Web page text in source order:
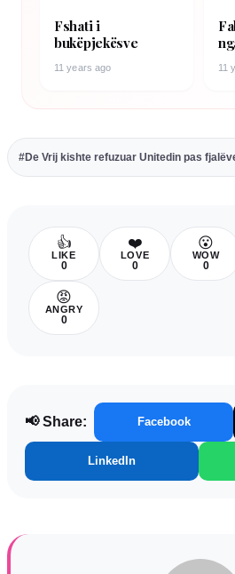
Fshati i
bukëpjekësve
11 years ago 11
#De Vrij kishte refuzuar Unitedin pas
👍
LIKE
0
❤️
LOVE
0
😮
WOW
0
😡
ANGRY
0
📢 Share: Facebook
LinkedIn